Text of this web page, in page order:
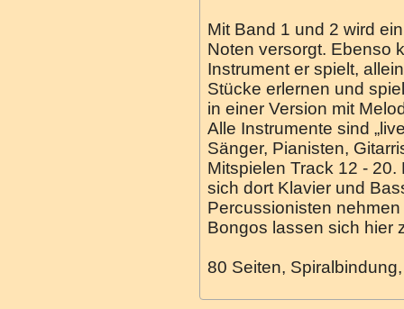
Mit Band 1 und 2 wird
Noten versorgt. Ebenso
Instrument er spielt,
Stücke erlernen und
in einer Version mit
Alle Instrumente sind
Sänger, Pianisten,
Mitspielen Track 12 -
sich dort Klavier und
Percussionisten
Bongos lassen sich hier
80 Seiten,